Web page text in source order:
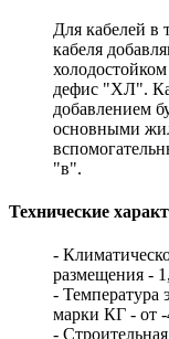
Для кабелей в
кабеля
дефис "ХЛ".
добавлением
основными
"в".
Технические
-
размещения -
- Температура
марки КГ - от
-